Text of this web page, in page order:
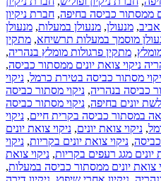
ממסתור כביסה בחיפה, חברת ניקיון
, מנעולן, מנעולן במעלות, מנעולן
מוסמך במעלות תרשיחא, מתקין
, מתקין פרגולות מומלץ בנהריה,
ניקוי צואת יונים ממסתור כביסה,
מסתור כביסה בטירת כרמל, ניקוי
כביסה בנהריה, ניקוי מסתור כביסה
יונים בחיפה, ניקוי מסתור כביסה
במסתור כביסה בקרית חיים, ניקוי
, ניקוי צואת יונים, ניקוי צואת יונים
כביסה, ניקוי צואת יונים בקריות, ניקוי
יונים מגג רעפים בקריות, ניקוי צואת
צואת יונים ממסתור כביסה במעלות,